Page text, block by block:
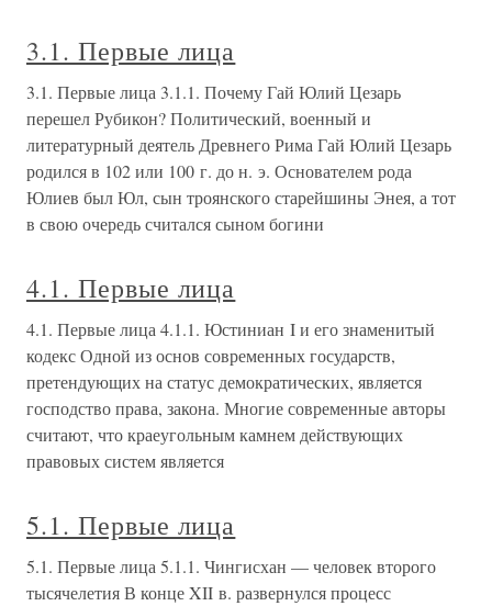
3.1. Первые лица
3.1. Первые лица 3.1.1. Почему Гай Юлий Цезарь
перешел Рубикон? Политический, военный и
литературный деятель Древнего Рима Гай Юлий Цезарь
родился в 102 или 100 г. до н. э. Основателем рода
Юлиев был Юл, сын троянского старейшины Энея, а тот
в свою очередь считался сыном богини
4.1. Первые лица
4.1. Первые лица 4.1.1. Юстиниан I и его знаменитый
кодекс Одной из основ современных государств,
претендующих на статус демократических, является
господство права, закона. Многие современные авторы
считают, что краеугольным камнем действующих
правовых систем является
5.1. Первые лица
5.1. Первые лица 5.1.1. Чингисхан — человек второго
тысячелетия В конце XII в. развернулся процесс